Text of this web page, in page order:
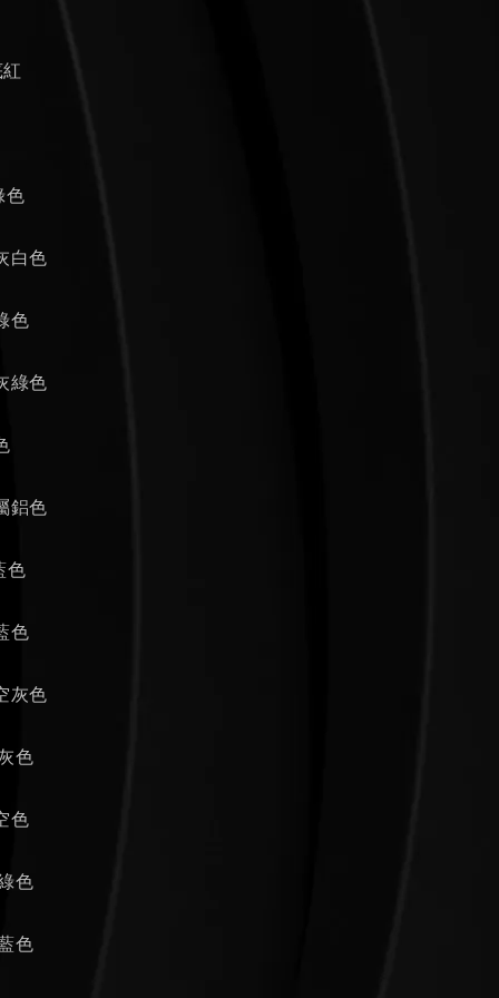
色
白色
色
綠色
鋁色
色
色
灰色
色
色
色
色